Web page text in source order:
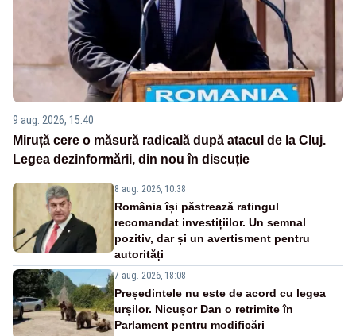
9 aug. 2026, 15:40
Miruță cere o măsură radicală după atacul de la Cluj.
Legea dezinformării, din nou în discuție
8 aug. 2026, 10:38
România își păstrează ratingul
recomandat investițiilor. Un semnal
pozitiv, dar și un avertisment pentru
autorități
7 aug. 2026, 18:08
Președintele nu este de acord cu legea
urșilor. Nicușor Dan o retrimite în
Parlament pentru modificări